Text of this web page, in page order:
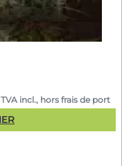
TVA incl., hors frais de port